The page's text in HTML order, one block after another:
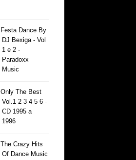
Festa Dance By
DJ Bexiga - Vol
1 e 2 -
Paradoxx
Music
Only The Best
Vol.1 2 3 4 5 6 -
CD 1995 a
1996
The Crazy Hits
Of Dance Music